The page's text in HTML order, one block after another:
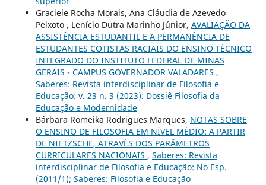
Graciele Rocha Morais, Ana Cláudia de Azevedo
Peixoto , Lenício Dutra Marinho Júnior, AVALIAÇÃO DA
ASSISTÊNCIA ESTUDANTIL E A PERMANÊNCIA DE
ESTUDANTES COTISTAS RACIAIS DO ENSINO TÉCNICO
INTEGRADO DO INSTITUTO FEDERAL DE MINAS
GERAIS - CAMPUS GOVERNADOR VALADARES ,
Saberes: Revista interdisciplinar de Filosofia e
Educação: v. 23 n. 3 (2023): Dossiê Filosofia da
Educação e Modernidade
Bárbara Romeika Rodrigues Marques, NOTAS SOBRE
O ENSINO DE FILOSOFIA EM NÍVEL MÉDIO: A PARTIR
DE NIETZSCHE, ATRAVÉS DOS PARÂMETROS
CURRICULARES NACIONAIS , Saberes: Revista
interdisciplinar de Filosofia e Educação: No Esp.
(2011/1); Saberes: Filosofia e Educação